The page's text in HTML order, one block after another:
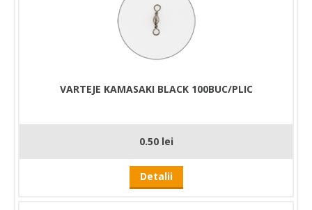
VARTEJE KAMASAKI BLACK 100BUC/PLIC
0.50 lei
Detalii